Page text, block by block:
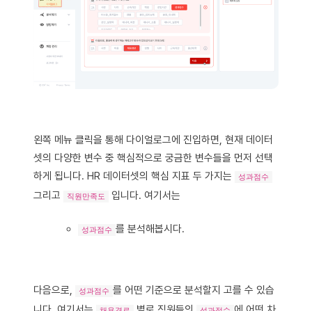
왼쪽 메뉴 클릭을 통해 다이얼로그에 진입하면, 현재 데이터
셋의 다양한 변수 중 핵심적으로 궁금한 변수들을 먼저 선택
하게 됩니다. HR 데이터셋의 핵심 지표 두 가지는
성과점수
그리고 직원만족도 입니다. 여기서는
성과점수 를 분석해봅시다.
다음으로, 성과점수 를 어떤 기준으로 분석할지 고를 수 있습